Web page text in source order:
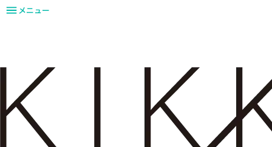
メニュー